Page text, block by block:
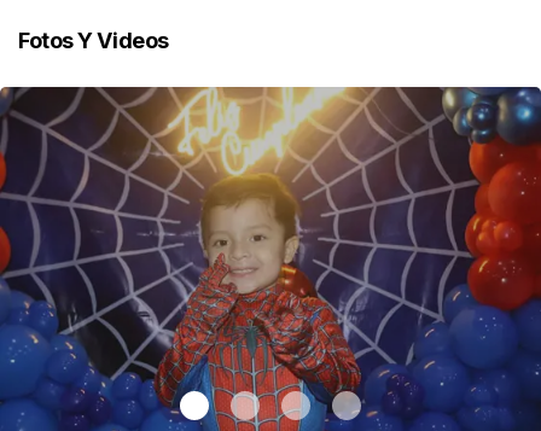
Fotos Y Videos